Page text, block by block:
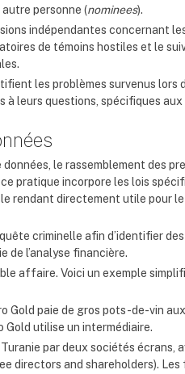
personne (nominees).
indépendantes concernant les
de témoins hostiles et le
les problèmes survenus
leurs questions, spécifiques aux
le rassemblement des
pratique incorpore les lois
rendant directement utile pour
criminelle afin d’identifier
de l’analyse financière.
affaire. Voici un exemple
Gold paie de gros pots-de-vin
utilise un intermédiaire.
par deux sociétés écrans,
directors and shareholders).